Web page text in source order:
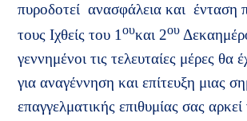
πυροδοτεί ανασφάλεια και ένταση
τους Ιχθείς του 1ουκαι 2ου
γεννημένοι τις τελευταίες μέρες θα
για αναγέννηση και επίτευξη μιας
επαγγελματικής επιθυμίας σας